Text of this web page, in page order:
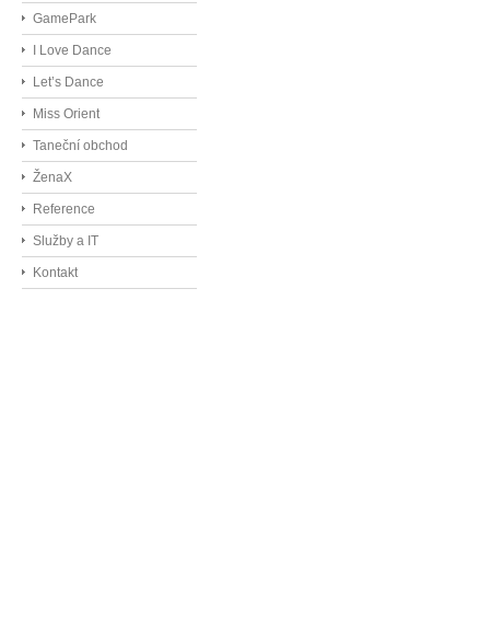
GamePark
I Love Dance
Let’s Dance
Miss Orient
Taneční obchod
ŽenaX
Reference
Služby a IT
Kontakt